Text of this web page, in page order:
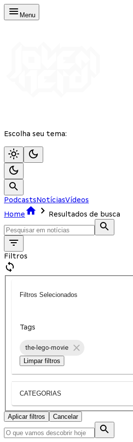
Menu
Escolha seu tema:
PodcastsNotíciasVídeos
Home
Resultados de busca
Filtros
Filtros Selecionados
Tags
the-lego-movie
Limpar filtros
CATEGORIAS
Aplicar filtros Cancelar